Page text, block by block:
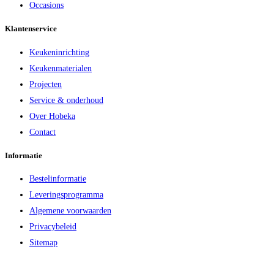
Occasions
Klantenservice
Keukeninrichting
Keukenmaterialen
Projecten
Service & onderhoud
Over Hobeka
Contact
Informatie
Bestelinformatie
Leveringsprogramma
Algemene voorwaarden
Privacybeleid
Sitemap